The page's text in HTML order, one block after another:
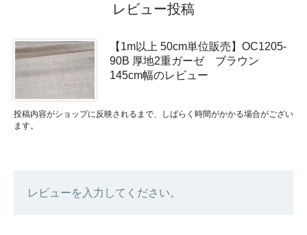
レビュー投稿
【1m以上 50cm単位販売】OC1205-
90B 厚地2重ガーゼ ブラウン
145cm幅のレビュー
投稿内容がショップに反映されるまで、しばらく時間がかかる場合がござい
ます。
レビューを入力してください。